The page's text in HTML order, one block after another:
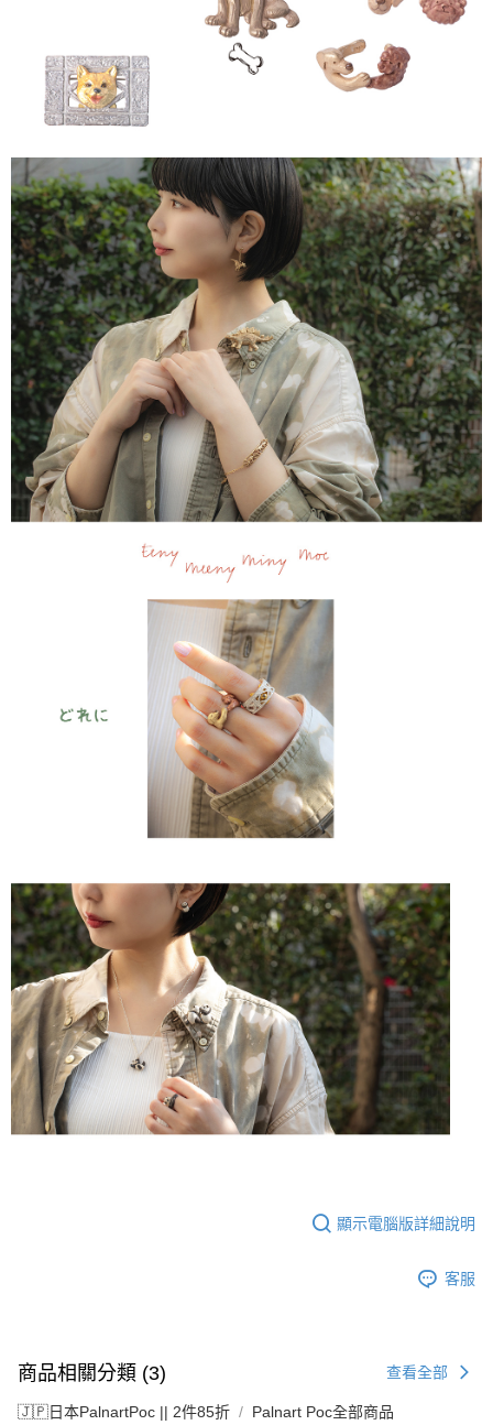
顯示電腦版詳細說明
客服
商品相關分類 (3) 查看全部
🇯🇵日本PalnartPoc || 2件85折 Palnart Poc全部商品